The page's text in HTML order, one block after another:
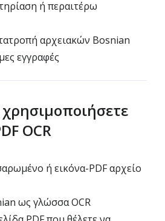
ή περαιτέρω
αρχειακών Bosnian
εγγραφές
OCR
ή εικόνα-PDF αρχείο
ως γλώσσα OCR